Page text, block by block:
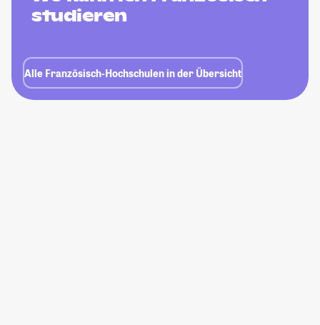
studieren
Alle Französisch-Hochschulen in der Übersicht